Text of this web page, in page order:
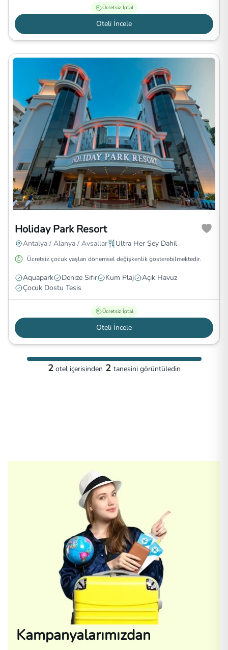
Ücretsiz İptal
Oteli İncele
Holiday Park Resort
Antalya / Alanya / Avsallar Ultra Her Şey Dahil
Ücretsiz çocuk yaşları dönemsel değişkenlik gösterebilmektedir.
Aquapark Denize Sıfır Kum Plaj
Açık Havuz
Çocuk Dostu Tesis
Ücretsiz İptal
Oteli İncele
2 oteliçerisinden 2 tanesini görüntüledin
Kampanyalarımızdan